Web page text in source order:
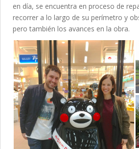
en día, se encuentra en proceso de
recorrer a lo largo de su perímetro y
pero también los avances en la obra.